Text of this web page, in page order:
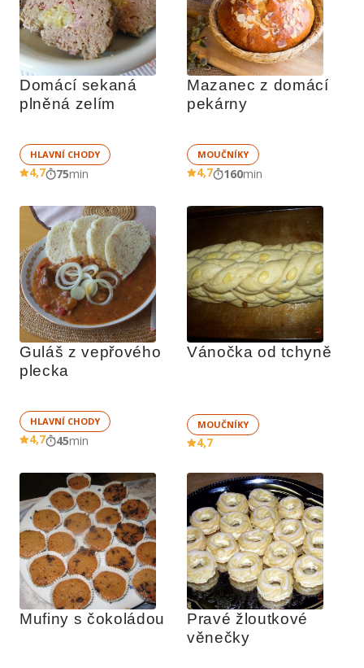
Domácí sekaná
plněná zelím
HLAVNÍ CHODY
4,7 75min
Mazanec z domácí
pekárny
MOUČNÍKY
4,7 160min
Guláš z vepřového
plecka
HLAVNÍ CHODY
4,7 45min
Vánočka od tchyně
MOUČNÍKY
4,7
Mufiny s čokoládou
Pravé žloutkové
věnečky